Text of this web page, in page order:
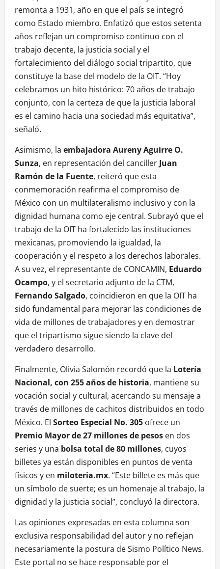
remonta a 1931, año en que el país se integró
como Estado miembro. Enfatizó que estos setenta
años reflejan un compromiso continuo con el
trabajo decente, la justicia social y el
fortalecimiento del diálogo social tripartito, que
constituye la base del modelo de la OIT. “Hoy
celebramos un hito histórico: 70 años de trabajo
conjunto, con la certeza de que la justicia laboral
es el camino hacia una sociedad más equitativa”,
señaló.
Asimismo, la embajadora Aureny Aguirre O.
Sunza, en representación del canciller Juan
Ramón de la Fuente, reiteró que esta
conmemoración reafirma el compromiso de
México con un multilateralismo inclusivo y con la
dignidad humana como eje central. Subrayó que el
trabajo de la OIT ha fortalecido las instituciones
mexicanas, promoviendo la igualdad, la
cooperación y el respeto a los derechos laborales.
A su vez, el representante de CONCAMIN, Eduardo
Ocampo, y el secretario adjunto de la CTM,
Fernando Salgado, coincidieron en que la OIT ha
sido fundamental para mejorar las condiciones de
vida de millones de trabajadores y en demostrar
que el tripartismo sigue siendo la clave del
verdadero desarrollo.
Finalmente, Olivia Salomón recordó que la Lotería
Nacional, con 255 años de historia, mantiene su
vocación social y cultural, acercando su mensaje a
través de millones de cachitos distribuidos en todo
México. El Sorteo Especial No. 305 ofrece un
Premio Mayor de 27 millones de pesos en dos
series y una bolsa total de 80 millones, cuyos
billetes ya están disponibles en puntos de venta
físicos y en miloteria.mx. “Este billete es más que
un símbolo de suerte; es un homenaje al trabajo, la
dignidad y la justicia social”, concluyó la directora.
Las opiniones expresadas en esta columna son
exclusiva responsabilidad del autor y no reflejan
necesariamente la postura de Sismo Político News.
Este portal no se hace responsable por el